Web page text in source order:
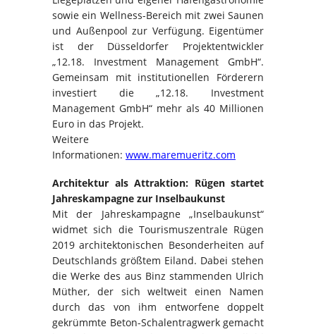
sowie ein Wellness-Bereich mit zwei Saunen
und Außenpool zur Verfügung. Eigentümer
ist der Düsseldorfer Projektentwickler
„12.18. Investment Management GmbH“.
Gemeinsam mit institutionellen Förderern
investiert die „12.18. Investment
Management GmbH“ mehr als 40 Millionen
Euro in das Projekt.
Weitere
Informationen: www.maremueritz.com
Architektur als Attraktion: Rügen startet
Jahreskampagne zur Inselbaukunst
Mit der Jahreskampagne „Inselbaukunst“
widmet sich die Tourismuszentrale Rügen
2019 architektonischen Besonderheiten auf
Deutschlands größtem Eiland. Dabei stehen
die Werke des aus Binz stammenden Ulrich
Müther, der sich weltweit einen Namen
durch das von ihm entworfene doppelt
gekrümmte Beton-Schalentragwerk gemacht